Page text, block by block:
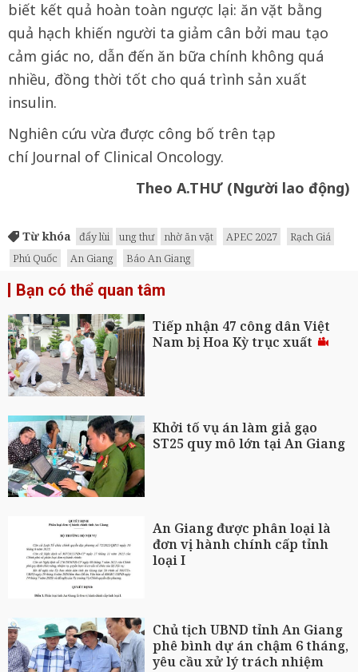
biết kết quả hoàn toàn ngược lại: ăn vặt bằng
quả hạch khiến người ta giảm cân bởi mau tạo
cảm giác no, dẫn đến ăn bữa chính không quá
nhiều, đồng thời tốt cho quá trình sản xuất
insulin.
Nghiên cứu vừa được công bố trên tạp
chí Journal of Clinical Oncology.
Theo A.THƯ (Người lao động)
Từ khóa đẩy lùi ung thư nhờ ăn vặt APEC 2027
Rạch Giá
Phú Quốc
An Giang Báo An Giang
Bạn có thể quan tâm
Tiếp nhận 47 công dân Việt
Nam bị Hoa Kỳ trục xuất
Khởi tố vụ án làm giả gạo
ST25 quy mô lớn tại An Giang
An Giang được phân loại là
đơn vị hành chính cấp tỉnh
loại I
Chủ tịch UBND tỉnh An Giang
phê bình dự án chậm 6 tháng,
yêu cầu xử lý trách nhiệm